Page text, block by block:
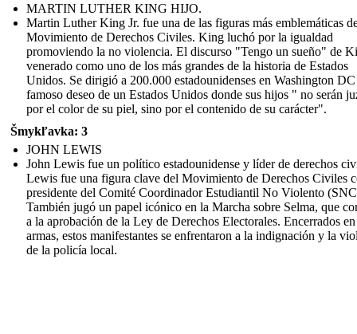
MARTIN LUTHER KING HIJO.
Martin Luther King Jr. fue una de las figuras más emblemáticas
Movimiento de Derechos Civiles. King luchó por la igualdad
promoviendo la no violencia. El discurso "Tengo un sueño" de
venerado como uno de los más grandes de la historia de Estados
Unidos. Se dirigió a 200.000 estadounidenses en Washington
famoso deseo de un Estados Unidos donde sus hijos " no serán
por el color de su piel, sino por el contenido de su carácter".
Šmykľavka: 3
JOHN LEWIS
John Lewis fue un político estadounidense y líder de derechos
Lewis fue una figura clave del Movimiento de Derechos Civiles
presidente del Comité Coordinador Estudiantil No Violento
También jugó un papel icónico en la Marcha sobre Selma, que
a la aprobación de la Ley de Derechos Electorales. Encerrados en
armas, estos manifestantes se enfrentaron a la indignación y la
de la policía local.